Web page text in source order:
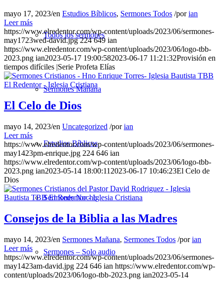
Todos los sermones
Sermones Mañana
Estudios Bíblicos
Sermones Noche
Sermones – Solo audio
mayo 17, 2023/en Estudios Bíblicos, Sermones Todos /porian
Leer más
https://www.elredentor.com/wp-content/uploads/2023/06/sermones-
may1723wed-david.jpg 224 649 ian
https://www.elredentor.com/wp-content/uploads/2023/06/logo-tbb-
2023.png ian2023-05-17 19:00:582023-06-17 11:21:32Provisión en
tiempos difíciles |Serie Profeta Elías
El Celo de Dios
mayo 14, 2023/en Uncategorized /porian
Leer más
https://www.elredentor.com/wp-content/uploads/2023/06/sermones-
may1423pm-enrique.jpg 224 646 ian
https://www.elredentor.com/wp-content/uploads/2023/06/logo-tbb-
2023.png ian2023-05-14 18:00:11 2023-06-17 10:46:23El Celo de
Dios
Consejos de la Biblia a las Madres
mayo 14, 2023/en Sermones Mañana, Sermones Todos /porian
Leer más
https://www.elredentor.com/wp-content/uploads/2023/06/sermones-
may1423am-david.jpg 224 646 ian https://www.elredentor.com/wp-
content/uploads/2023/06/logo-tbb-2023.png ian2023-05-14